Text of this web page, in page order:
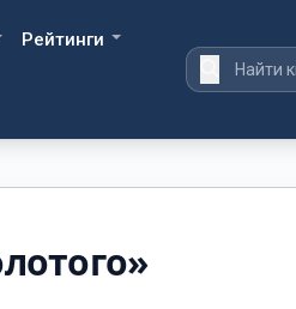
Рейтинги